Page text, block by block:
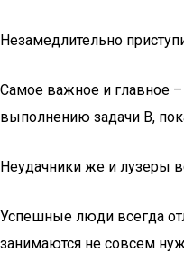
Незамедлительно
Самое важное и главное
выполнению задачи В,
Неудачники же и лузеры
Успешные люди всегда
занимаются не совсем